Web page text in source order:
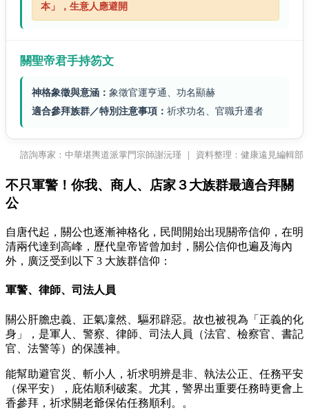
本」，生意人應避開
關聖帝君手持笏文
神格象徵與意涵： 象徵官運亨通、功名顯赫
適合參拜族群／特別注意事項： 祈求功名、官職升遷者
諮詢專家：中華堪輿道派掌門宗師謝沅瑾 ｜ 資料整理：健康遠見編輯部
不只軍警！你我、商人、店家３大族群最適合拜關
公
自唐代起，關公也逐漸神格化，民間開始出現關帝信仰，在明
清兩代達到高峰，歷代皇帝皆曾加封，關公信仰也遍及海內
外，廣泛受到以下 3 大族群信仰：
軍警、律師、司法人員
關公肝膽忠義、正氣凜然、驅邪辟惡。故也被視為「正義的化
身」，是軍人、警察、律師、司法人員（法官、檢察官、書記
官、法警等）的保護神。
能幫助避官災、斬小人，祈求明辨是非、執法公正、任務平安
（保平安），庇佑順利破案。尤其，警界出重要任務時更會上
香參拜，祈求關老爺保佑任務順利。。